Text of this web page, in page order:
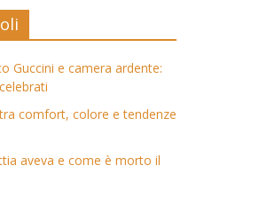
Guccini e camera ardente:
comfort, colore e tendenze
aveva e come è morto il